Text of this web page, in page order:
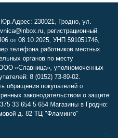
230021, Гродно, ул.
регистрационный
от 08.10.2025, УНП 591051746,
телефона работников местных
органов по месту
ООО «Славница», уполномоченных
8 (0152) 73-89-02.
обращения покупателей о
законодательством о защите
33 654 5 654 Магазины в Гродно:
д. 82 ТЦ "Фламинго"